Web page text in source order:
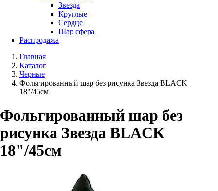
Звезда
Круглые
Сердце
Шар сфера
Распродажа
Главная
Каталог
Черные
Фольгированный шар без рисунка Звезда BLACK
18"/45см
Фольгированный шар без
рисунка Звезда BLACK
18"/45см